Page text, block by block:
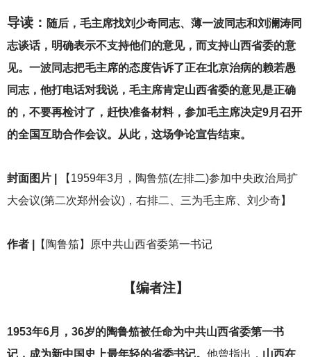
导读： 随后，毛主席找刘少奇同志、薄一波同志和刘澜涛同
志谈话，明确表示不支持他们的意见，而支持山西省委的意
见。一波同志把毛主席的态度告诉了正在北京治病的赖若愚
同志，他打电话对我说，毛主席肯定山西省委的意见是正确
的，不要再检讨了，赶快准备材料，参加毛主席决定9月召开
的全国互助合作会议。从此，这场争论宣告结束。
封面图片 |
【1959年3月，陶鲁笳(左排二)参加中央政治局扩
大会议(第二次郑州会议)，右排二、三为毛主席、刘少奇】
作者 | 【陶鲁笳】原中共山西省委第一书记
【编者注】
1953年6月，36岁的陶鲁笳被任命为中共山西省委第一书
记，成为新中国史上最年轻的省委书记。 他曾指出， 山西在